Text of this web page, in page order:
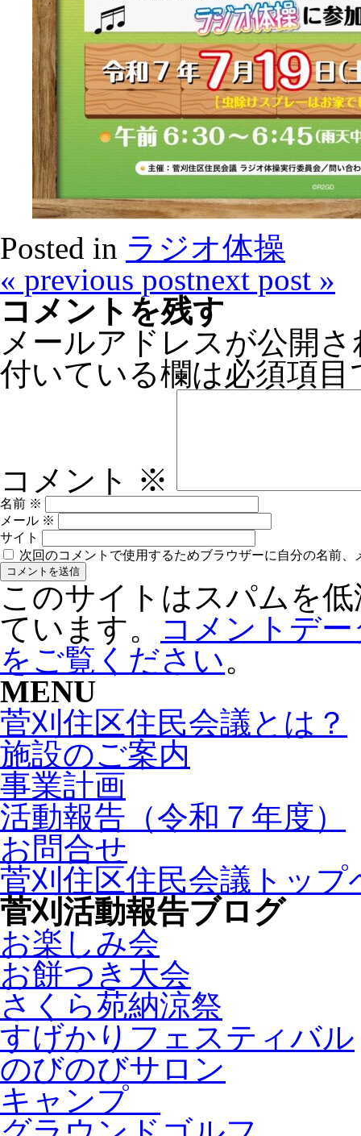
Posted in ラジオ体操
« previous postnext post »
コメントを残す
メールアドレスが公開
付いている欄は必須項目
コメント ※
名前 ※
メール ※
サイト
次回のコメントで使用するためブラウザーに自分の名前
このサイトはスパムを
ています。
コメントデ
をご覧ください。
MENU
菅刈住区住民会議とは？
施設のご案内
事業計画
活動報告（令和７年度）
お問合せ
菅刈住区住民会議トップ
菅刈活動報告ブログ
お楽しみ会
お餅つき大会
さくら苑納涼祭
すげかりフェスティバル
のびのびサロン
キャンプ